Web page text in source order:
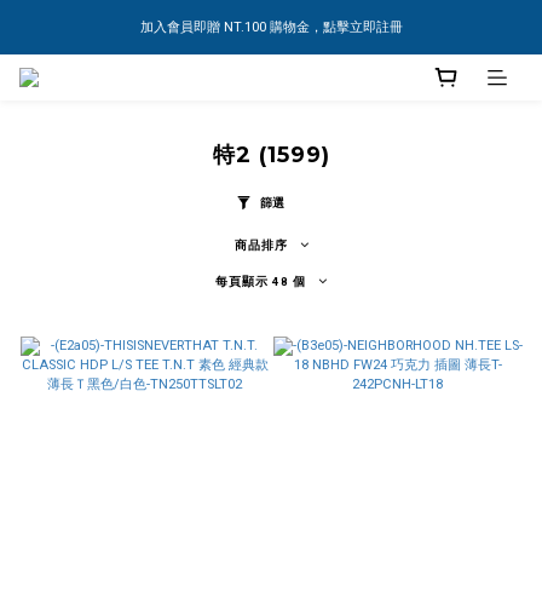
加入會員即贈 NT.100 購物金，點擊立即註冊
特2 (1599)
篩選
商品排序
每頁顯示 48 個